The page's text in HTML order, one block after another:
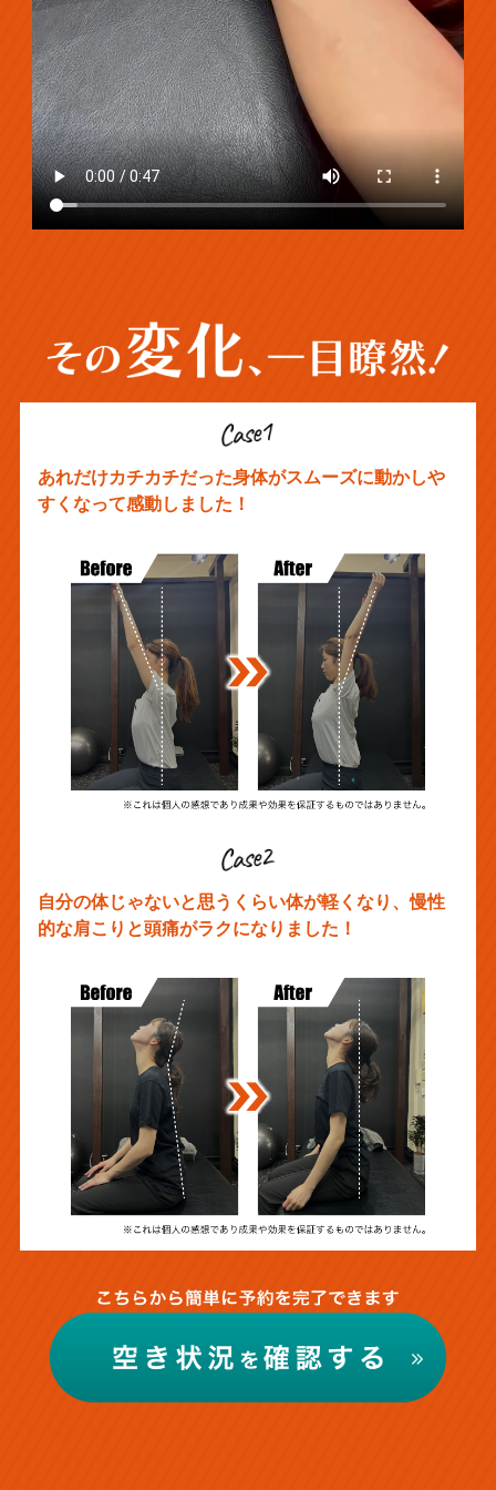
あれだけカチカチだった身体がスムーズに動かしや
すくなって感動しました！
自分の体じゃないと思うくらい体が軽くなり、慢性
的な肩こりと頭痛がラクになりました！